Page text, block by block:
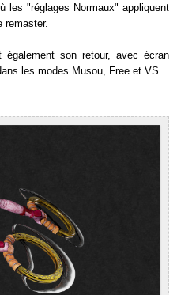
les "réglages Normaux" appliquent
remaster.
son retour, avec écran
les modes Musou, Free et VS.